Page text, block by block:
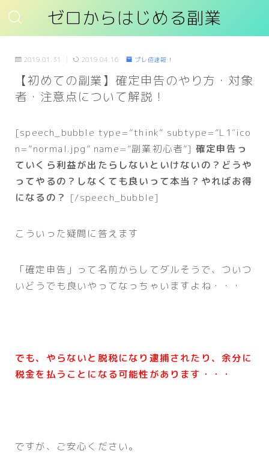
ゼロからはじめる副業
2019.01.31 2019.04.16 プレ値速報！
【初めての副業】確定申告のやり方・対象
者・注意点について解説！
[speech_bubble type=”think” subtype=”L1″ico
n=”normal.jpg” name=”副業初心者”] 確定申告っ
ていくら利益が出たらしないといけないの？どうや
ってやるの？しなくても良いって本当？やればお得
になるの？ [/speech_bubble]
こういった疑問に答えます
「確定申告」って名前からしてダルそうで、ついつ
いどうでも良いやってなっちゃいますよね・・・
でも、やらないと脱税になり逮捕されたり、余分に
税金を払うことになる可能性があります・・・
ですが、ご安心ください。